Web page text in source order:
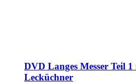
DVD Langes Messer Teil
Lecküchner